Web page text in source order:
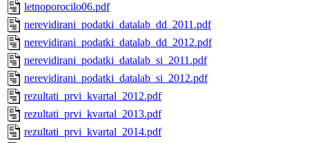
letnoporocilo06.pdf
nerevidirani_podatki_datalab_dd_2011.pdf
nerevidirani_podatki_datalab_dd_2012.pdf
nerevidirani_podatki_datalab_si_2011.pdf
nerevidirani_podatki_datalab_si_2012.pdf
rezultati_prvi_kvartal_2012.pdf
rezultati_prvi_kvartal_2013.pdf
rezultati_prvi_kvartal_2014.pdf